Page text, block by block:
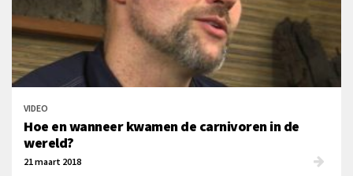
VIDEO
Hoe en wanneer kwamen de carnivoren in de
wereld?
21 maart 2018